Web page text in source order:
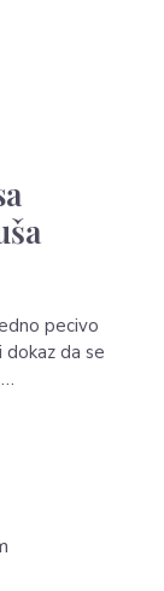
pecivo
da se